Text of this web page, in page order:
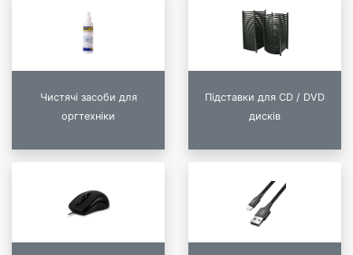
Чистячі засоби для
оргтехніки
Підставки для CD / DVD
дисків